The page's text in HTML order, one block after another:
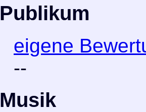
Publikum
eigene
--
Musik